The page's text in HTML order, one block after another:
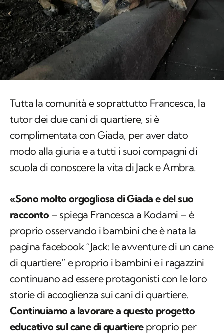
Tutta la comunità e soprattutto Francesca, la
tutor dei due cani di quartiere, si è
complimentata con Giada, per aver dato
modo alla giuria e a tutti i suoi compagni di
scuola di conoscere la vita di Jack e Ambra.
«Sono molto orgogliosa di Giada e del suo
racconto – spiega Francesca a Kodami – è
proprio osservando i bambini che è nata la
pagina facebook “Jack: le avventure di un cane
di quartiere” e proprio i bambini e i ragazzini
continuano ad essere protagonisti con le loro
storie di accoglienza sui cani di quartiere.
Continuiamo a lavorare a questo progetto
educativo sul cane di quartiereproprio per